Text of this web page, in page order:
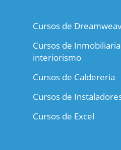
Cursos de
Cursos de
interiorismo
Cursos de Caldereria
Cursos de
Cursos de Excel